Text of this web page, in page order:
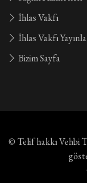
İhlas Vakfı
İhlas Vakfı
Bizim Sayfa
© Telif hakkıVehbi